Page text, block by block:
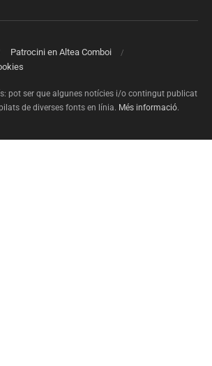
Patrocini en Altea Comboi
pot ser que algunes notícies i/o contingut publicat
de diverses fonts en línia. Més informació.